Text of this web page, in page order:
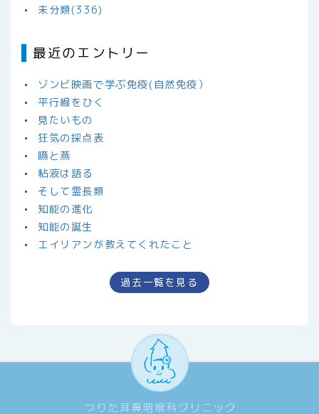
未分類(336)
最近のエントリー
ゾンビ映画で学ぶ免疫(自然免疫）
平行線をひく
見たいもの
狂気の採点表
嚥と燕
粘液は語る
そして霊長類
知能の進化
知能の誕生
エイリアンが教えてくれたこと
過去一覧を見る